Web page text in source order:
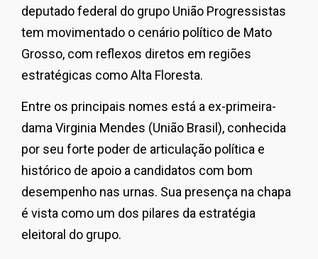
deputado federal do grupo União Progressistas
tem movimentado o cenário político de Mato
Grosso, com reflexos diretos em regiões
estratégicas comoAlta Floresta.
Entre os principais nomes está a ex-primeira-
dama Virginia Mendes (União Brasil), conhecida
por seu forte poder de articulação política e
histórico de apoio a candidatos com bom
desempenho nas urnas. Sua presença na chapa
é vista como um dos pilares da estratégia
eleitoral do grupo.